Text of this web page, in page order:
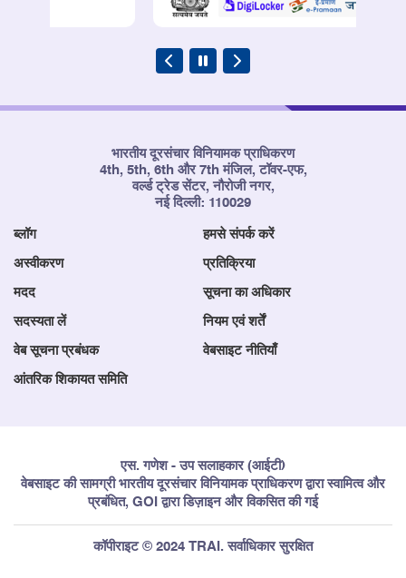
भारतीय दूरसंचार विनियामक प्राधिकरण
4th, 5th, 6th और 7th मंजिल, टॉवर-एफ,
वर्ल्ड ट्रेड सेंटर, नौरोजी नगर,
नई दिल्ली: 110029
ब्लॉग हमसे संपर्क करें
अस्वीकरण प्रतिक्रिया
मदद सूचना का अधिकार
सदस्यता लें नियम एवं शर्तें
वेब सूचना प्रबंधक वेबसाइट नीतियाँ
आंतरिक शिकायत समिति
एस. गणेश - उप सलाहकार (आईटी)
वेबसाइट की सामग्री भारतीय दूरसंचार विनियामक प्राधिकरण द्वारा स्वामित्व और
प्रबंधित, GOI द्वारा डिज़ाइन और विकसित की गई
कॉपीराइट © 2024 TRAI. सर्वाधिकार सुरक्षित